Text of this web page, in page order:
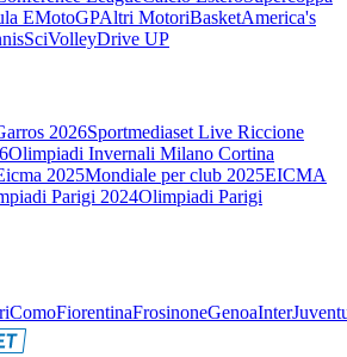
EMotoGPAltri MotoriBasketAmerica's
SciVolleyDrive UP
2026Sportmediaset Live Riccione
Olimpiadi Invernali Milano Cortina
2025Mondiale per club 2025EICMA
Parigi 2024Olimpiadi Parigi
ComoFiorentinaFrosinoneGenoaInter